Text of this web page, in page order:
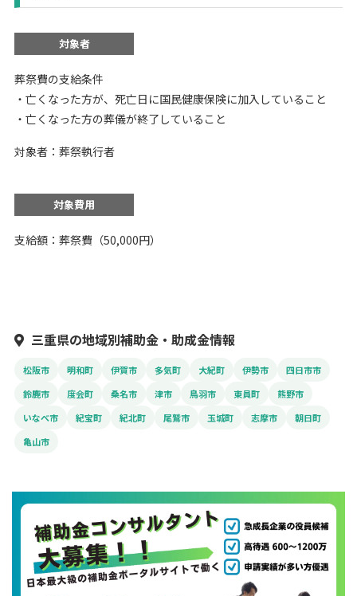
対象者
葬祭費の支給条件
・亡くなった方が、死亡日に国民健康保険に加入していること
・亡くなった方の葬儀が終了していること
対象者：葬祭執行者
対象費用
支給額：葬祭費（50,000円）
三重県の地域別補助金・助成金情報
松阪市 明和町 伊賀市 多気町 大紀町 伊勢市
四日市市
鈴鹿市
度会町 桑名市 津市 鳥羽市 東員町
熊野市
いなべ市
紀宝町 紀北町 尾鷲市 玉城町 志摩市
朝日町
亀山市